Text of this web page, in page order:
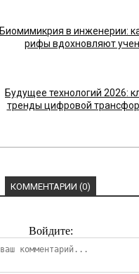
Биомимикрия в инженерии:
рифы вдохновляют
Будущее технологий 2026:
тренды цифровой
КОММЕНТАРИИ (0)
Войдите: